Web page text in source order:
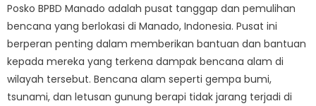
Posko BPBD Manado adalah pusat tanggap dan pemulihan
bencana yang berlokasi di Manado, Indonesia. Pusat ini
berperan penting dalam memberikan bantuan dan bantuan
kepada mereka yang terkena dampak bencana alam di
wilayah tersebut. Bencana alam seperti gempa bumi,
tsunami, dan letusan gunung berapi tidak jarang terjadi di